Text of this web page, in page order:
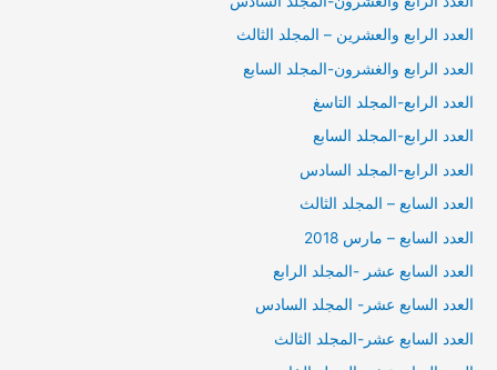
العدد الرابع والعشرين – المجلد الثالث
العدد الرابع والغشرون-المجلد السابع
العدد الرابع-المجلد التاسغ
العدد الرابع-المجلد السابع
العدد الرابع-المجلد السادس
العدد السابع – المجلد الثالث
العدد السابع – مارس 2018
العدد السابع عشر -المجلد الرابع
العدد السابع عشر- المجلد السادس
العدد السابع عشر-المجلد الثالث